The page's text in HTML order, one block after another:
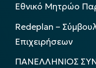
Εθνικό Μητρώο
Redeplan –
Επιχειρήσεων
ΠΑΝΕΛΛΗΝΙΟΣ